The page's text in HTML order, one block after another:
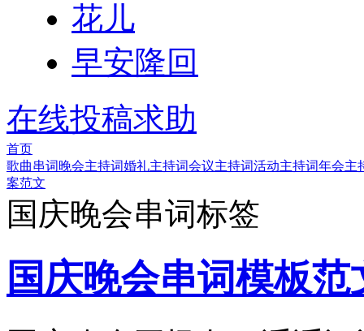
花儿
早安隆回
在线投稿求助
首页
歌曲串词晚会主持词婚礼主持词会议主持词活动主持词年会主
案范文
国庆晚会串词标签
国庆晚会串词模板范